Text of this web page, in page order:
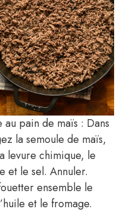
pain de maïs : Dans
la semoule de maïs,
levure chimique, le
et le sel. Annuler.
ensemble le
et le fromage.